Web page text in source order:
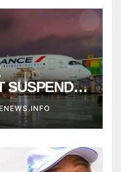
SUSPENDU
PARIS ?